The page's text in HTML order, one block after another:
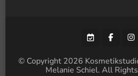
© Copyright 2026
Melanie Schiel. All